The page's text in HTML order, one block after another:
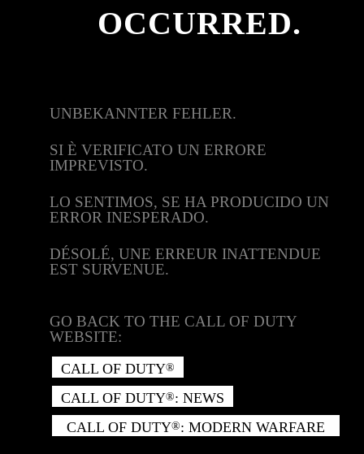
OCCURRED.
UNBEKANNTER FEHLER.
SI È VERIFICATO UN ERRORE
IMPREVISTO.
LO SENTIMOS, SE HA PRODUCIDO UN
ERROR INESPERADO.
DÉSOLÉ, UNE ERREUR INATTENDUE
EST SURVENUE.
GO BACK TO THE CALL OF DUTY
WEBSITE:
CALL OF DUTY®
CALL OF DUTY®: NEWS
CALL OF DUTY®: MODERN WARFARE